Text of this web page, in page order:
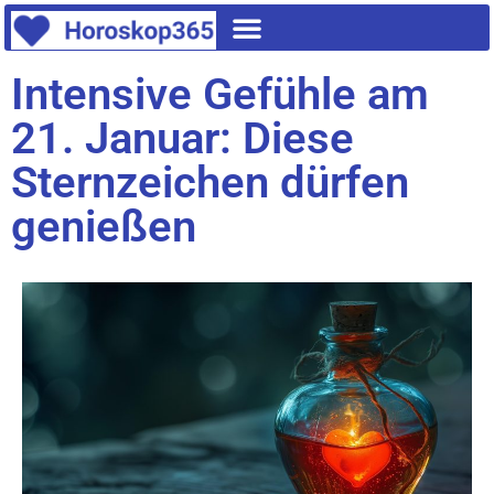
Intensive Gefühle am
21. Januar: Diese
Sternzeichen dürfen
genießen